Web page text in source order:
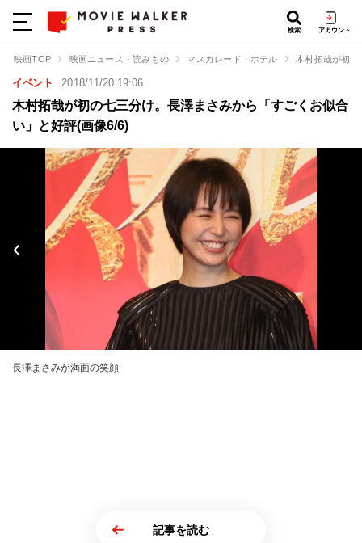
検索 アカウント
映画TOP 映画ニュース・読みもの マスカレード・ホテル 木村拓哉が初
イベント 2018/11/20 19:06
木村拓哉が初の七三分け。長澤まさみから「すごくお似合
い」と好評(画像6/6)
長澤まさみが満面の笑顔
記事を読む